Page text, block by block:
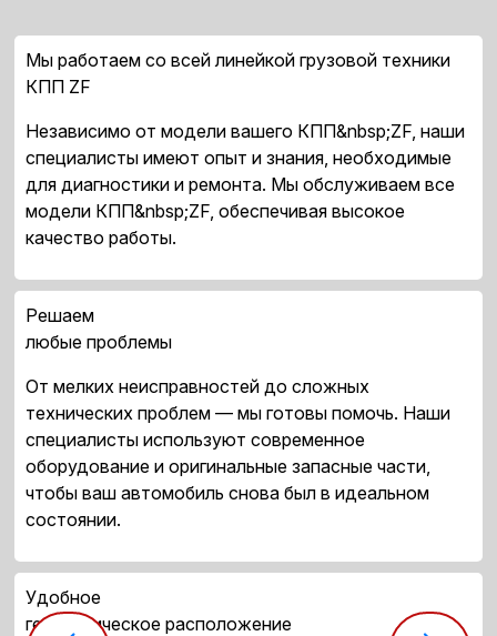
Мы работаем со всей линейкой грузовой техники
КПП ZF
Независимо от модели вашего КПП&nbsp;ZF, наши
специалисты имеют опыт и знания, необходимые
для диагностики и ремонта. Мы обслуживаем все
модели КПП&nbsp;ZF, обеспечивая высокое
качество работы.
Решаем
любые проблемы
От мелких неисправностей до сложных
технических проблем — мы готовы помочь. Наши
специалисты используют современное
оборудование и оригинальные запасные части,
чтобы ваш автомобиль снова был в идеальном
состоянии.
Удобное
географическое расположение